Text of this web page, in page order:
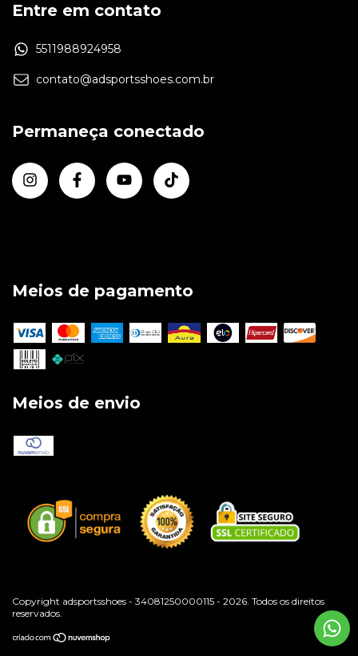
Entre em contato
5511988924958
contato@adsportsshoes.com.br
Permaneça conectado
Meios de pagamento
Meios de envio
Copyright adsportsshoes - 34081250000115 - 2026. Todos os direitos
reservados.